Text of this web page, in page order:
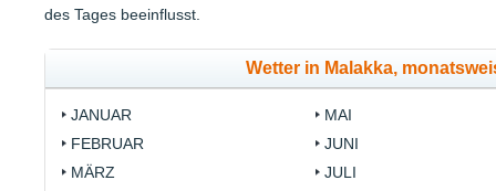
des Tages beeinflusst.
Wetter in Malakka,
JANUAR
FEBRUAR
MÄRZ
MAI
JUNI
JULI